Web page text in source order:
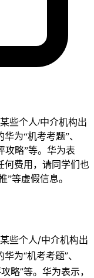
些个人/中介机构出
为“机考考题”、
攻略”等。华为表
何费用，请同学们也
”等虚假信息。
些个人/中介机构出
为“机考考题”、
略”等。华为表示，